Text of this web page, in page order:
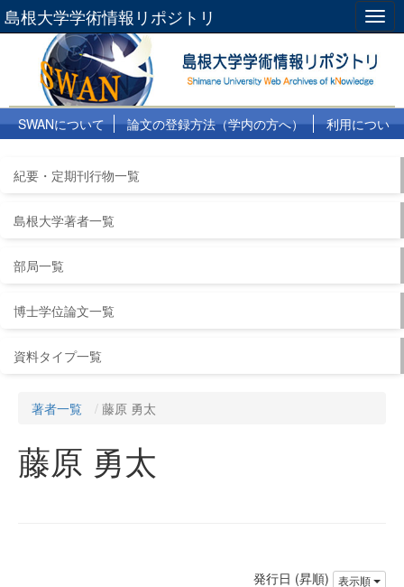
島根大学学術情報リポジトリ
SWANについて 論文の登録方法（学内の方へ）
利用につい
紀要・定期刊行物一覧
島根大学著者一覧
部局一覧
博士学位論文一覧
資料タイプ一覧
著者一覧 藤原 勇太
藤原 勇太
発行日 (昇順) 表示順